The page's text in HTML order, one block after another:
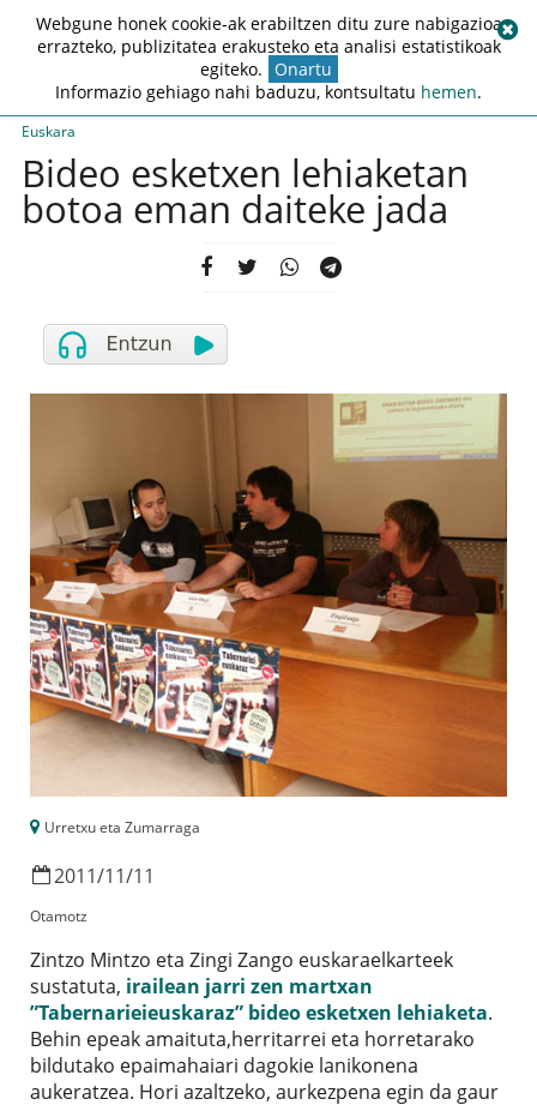
Euskara
Bideo esketxen lehiaketan
botoa eman daiteke jada
Urretxu eta Zumarraga
2011/11/11
Otamotz
Zintzo Mintzo eta Zingi Zango euskaraelkarteek
sustatuta, irailean jarri zen martxan
”Tabernarieieuskaraz” bideo esketxen lehiaketa.
Behin epeak amaituta,herritarrei eta horretarako
bildutako epaimahaiari dagokie lanikonena
aukeratzea. Hori azaltzeko, aurkezpena egin da gaur
Webgune honek cookie-ak erabiltzen ditu zure nabigazioa
errazteko, publizitatea erakusteko eta analisi estatistikoak
egiteko. Onartu
Informazio gehiago nahi baduzu, kontsultatu hemen.